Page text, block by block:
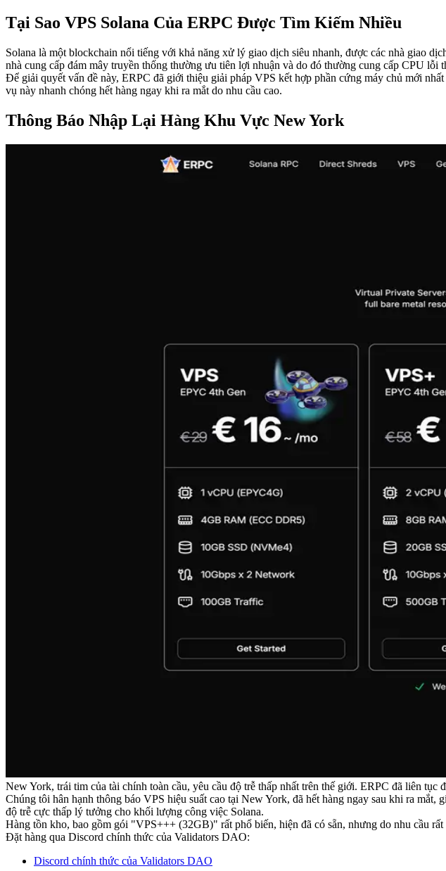
Tại Sao VPS Solana Của ERPC Được Tìm Kiếm Nhiều
Solana là một blockchain nổi tiếng với khả năng xử lý giao dịch siêu nhanh, được các nhà giao
nhà cung cấp đám mây truyền thống thường ưu tiên lợi nhuận và do đó thường cung cấp CPU
Để giải quyết vấn đề này, ERPC đã giới thiệu giải pháp VPS kết hợp phần cứng máy chủ mới
vụ này nhanh chóng hết hàng ngay khi ra mắt do nhu cầu cao.
Thông Báo Nhập Lại Hàng Khu Vực New York
New York, trái tim của tài chính toàn cầu, yêu cầu độ trễ thấp nhất trên thế giới. ERPC đã liên
Chúng tôi hân hạnh thông báo VPS hiệu suất cao tại New York, đã hết hàng ngay sau khi ra
độ trễ cực thấp lý tưởng cho khối lượng công việc Solana.
Hàng tồn kho, bao gồm gói "VPS+++ (32GB)" rất phổ biến, hiện đã có sẵn, nhưng do nhu cầu
Đặt hàng qua Discord chính thức của Validators DAO:
Discord chính thức của Validators DAO